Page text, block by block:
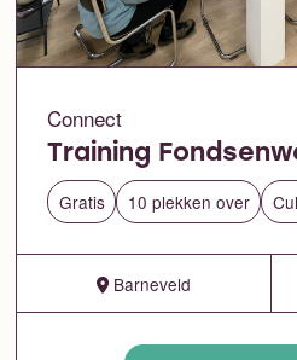
Connect
Training
Gratis 10 plekken over
Barneveld